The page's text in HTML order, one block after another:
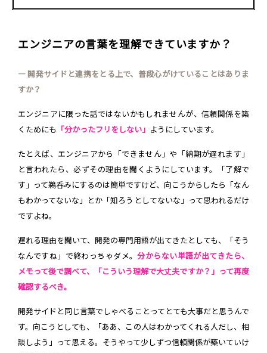
エンジニアの言葉を理解できていますか？
― 開発サイドと連携をとる上で、普段心がけていることはありま
すか？
エンジニアに限った話ではないかもしれませんが、信頼関係を築
くためにも
「分かったフリをしない」 ようにしています。
たとえば、エンジニアから「できません」や「納期が遅れます」
と言われたら、必ずその理由を聞くようにしています。「了解で
す」って鵜呑みにするのは簡単ですけど、向こうからしたら「なん
もわかってないな」とか「知ろうとしてないな」って思われるだけ
ですよね。
遅れる理由を聞いて、開発の専門用語が出てきたとしても、「そう
なんですね」で終わっちゃダメ。分からない単語が出てきたら、
メモって後で調べて、「こういう理解で大丈夫ですか？」って再度
確認するべき。
開発サイドと同じ言葉でしゃべることってとても大事だと思うんで
す。向こうとしても、「ああ、この人はわかってくれる人だし、相
談しよう」って思える。そうやって少しずつ信頼関係が築いていけ